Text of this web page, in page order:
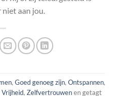
niet aan jou.
Goed genoeg zijn Ontspannen
Vrijheid, Zelfvertrouwenen getagt